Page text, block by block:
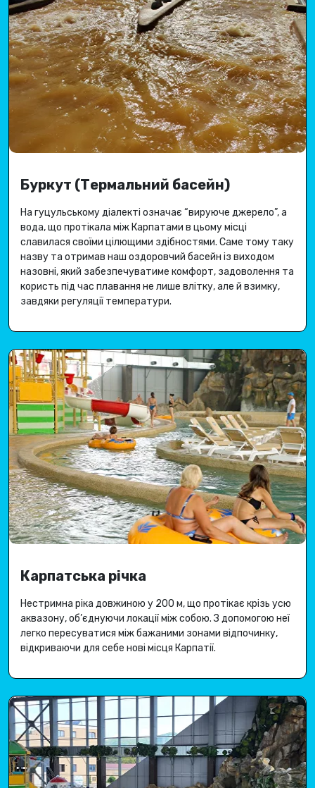
Буркут (Термальний басейн)
На гуцульському діалекті означає “вируюче джерело”, а
вода, що протікала між Карпатами в цьому місці
славилася своїми цілющими здібностями. Саме тому таку
назву та отримав наш оздоровчий басейн із виходом
назовні, який забезпечуватиме комфорт, задоволення та
користь під час плавання не лише влітку, але й взимку,
завдяки регуляції температури.
Карпатська річка
Нестримна ріка довжиною у 200 м, що протікає крізь усю
аквазону, об’єднуючи локації між собою.З допомогою неї
легко пересуватися між бажаними зонами відпочинку,
відкриваючи для себе нові місця Карпатії.